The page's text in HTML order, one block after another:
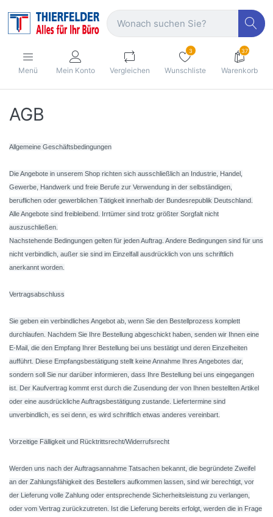
Menü Mein Konto Vergleichen
3
Wunschliste
37
Warenkorb
AGB
Allgemeine Geschäftsbedingungen
Die Angebote in unserem Shop richten sich ausschließlich an Industrie, Handel,
Gewerbe, Handwerk und freie Berufe zur Verwendung in der selbständigen,
beruflichen oder gewerblichen Tätigkeit innerhalb der Bundesrepublik Deutschland.
Alle Angebote sind freibleibend. Irrtümer sind trotz größter Sorgfalt nicht
auszuschließen.
Nachstehende Bedingungen gelten für jeden Auftrag. Andere Bedingungen sind für uns
nicht verbindlich, außer sie sind im Einzelfall ausdrücklich von uns schriftlich
anerkannt worden.
Vertragsabschluss
Sie geben ein verbindliches Angebot ab, wenn Sie den Bestellprozess komplett
durchlaufen. Nachdem Sie Ihre Bestellung abgeschickt haben, senden wir Ihnen eine
E-Mail, die den Empfang Ihrer Bestellung bei uns bestätigt und deren Einzelheiten
aufführt. Diese Empfangsbestätigung stellt keine Annahme Ihres Angebotes dar,
sondern soll Sie nur darüber informieren, dass Ihre Bestellung bei uns eingegangen
ist. Der Kaufvertrag kommt erst durch die Zusendung der von Ihnen bestellten Artikel
oder eine ausdrückliche Auftragsbestätigung zustande. Liefertermine sind
unverbindlich, es sei denn, es wird schriftlich etwas anderes vereinbart.
Vorzeitige Fälligkeit und Rücktrittsrecht/Widerrufsrecht
Werden uns nach der Auftragsannahme Tatsachen bekannt, die begründete Zweifel
an der Zahlungsfähigkeit des Bestellers aufkommen lassen, sind wir berechtigt, vor
der Lieferung volle Zahlung oder entsprechende Sicherheitsleistung zu verlangen,
oder vom Vertrag zurückzutreten. Ist die Lieferung bereits erfolgt, werden die in Frage